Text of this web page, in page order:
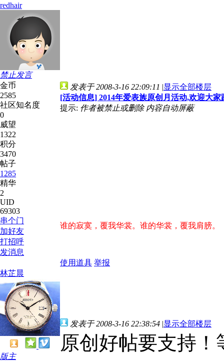
redhair
禁止发言
金币
2585
社区知名度
0
威望
1322
积分
3470
帖子
1285
精华
2
UID
69303
串个门
加好友
打招呼
发消息
发表于 2008-3-16 22:09:11 |显示全部楼层
[活动信息] 2014年爱表族原创月活动,欢迎大
提示: 作者被禁止或删除 内容自动屏蔽
谁的寂寞，覆我华裳。谁的华裳，覆我肩膀。
使用道具 举报
林芷晨
版主
发表于 2008-3-16 22:38:54 |显示全部楼层
原创好帖要支持